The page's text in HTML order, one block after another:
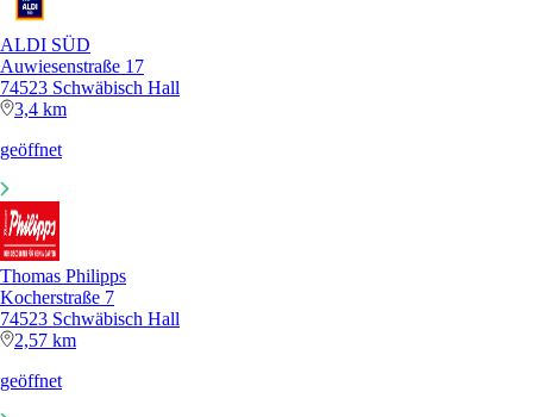
ALDI SÜD
Auwiesenstraße 17
74523 Schwäbisch Hall
3,4 km
geöffnet
Thomas Philipps
Kocherstraße 7
74523 Schwäbisch Hall
2,57 km
geöffnet